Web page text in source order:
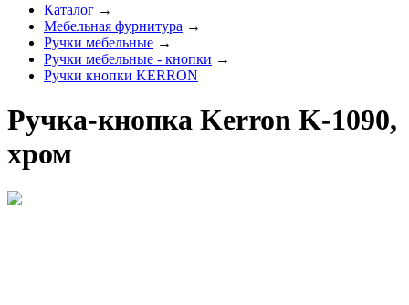
Каталог →
Мебельная фурнитура →
Ручки мебельные →
Ручки мебельные - кнопки →
Ручки кнопки KERRON
Ручка-кнопка Kerron K-1090,
хром